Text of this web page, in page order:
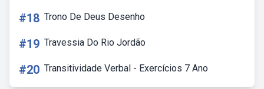
#18 Trono De Deus Desenho
#19 Travessia Do Rio Jordão
#20 Transitividade Verbal - Exercícios 7 Ano